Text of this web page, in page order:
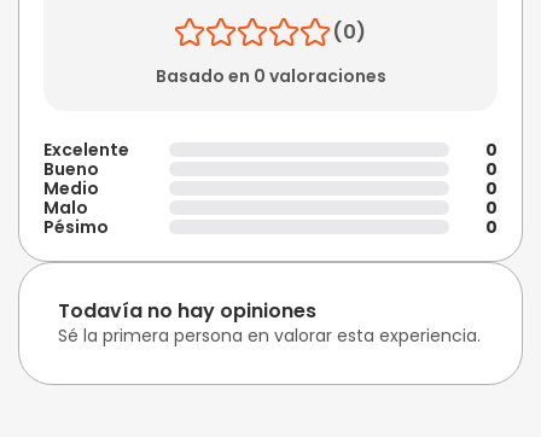
(0)
Basado en 0 valoraciones
Excelente
0
Bueno
0
Medio
0
Malo
0
Pésimo
0
Todavía no hay opiniones
Sé la primera persona en valorar esta experiencia.